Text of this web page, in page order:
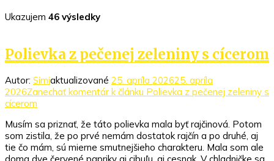
Ukazujem 46 výsledky
Polievka z pečenej zeleniny s cícerom
Autor: Simiaktualizované 25. apríla 202625. apríla
2026Zanechať komentár k článku Polievka z pečenej zeleniny s
cícerom
Musím sa priznať, že táto polievka mala byť rajčinová. Potom
som zistila, že po prvé nemám dostatok rajčín a po druhé, aj
tie čo mám, sú mierne smutnejšieho charakteru. Mala som ale
doma dve červené papriky aj cibuľu, aj cesnak. V chladničke sa